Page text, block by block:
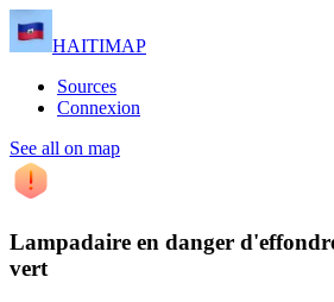
HAITIMAP
Sources
Connexion
See all on map
Lampadaire en danger
vert